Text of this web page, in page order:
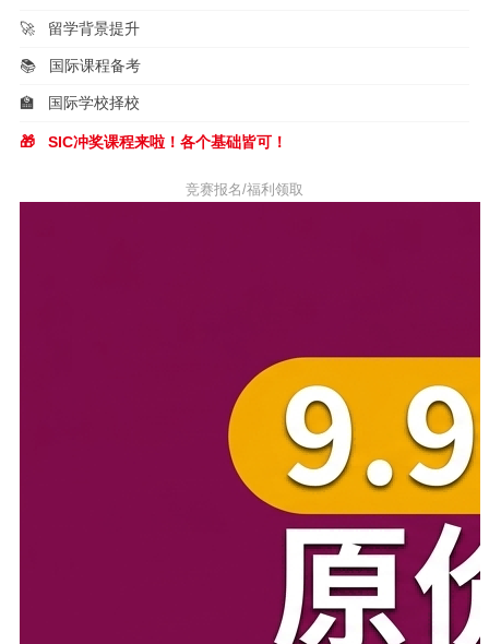
🚀 留学背景提升
📚 国际课程备考
🏫 国际学校择校
🎁 SIC冲奖课程来啦！各个基础皆可！
竞赛报名/福利领取